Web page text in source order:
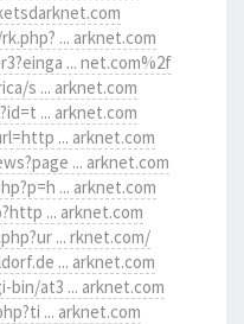
... arknet.com
... net.com%2f
s ... arknet.com
... arknet.com
... arknet.com
... arknet.com
... arknet.com
... arknet.com
... rknet.com/
... arknet.com
at3 ... arknet.com
... arknet.com